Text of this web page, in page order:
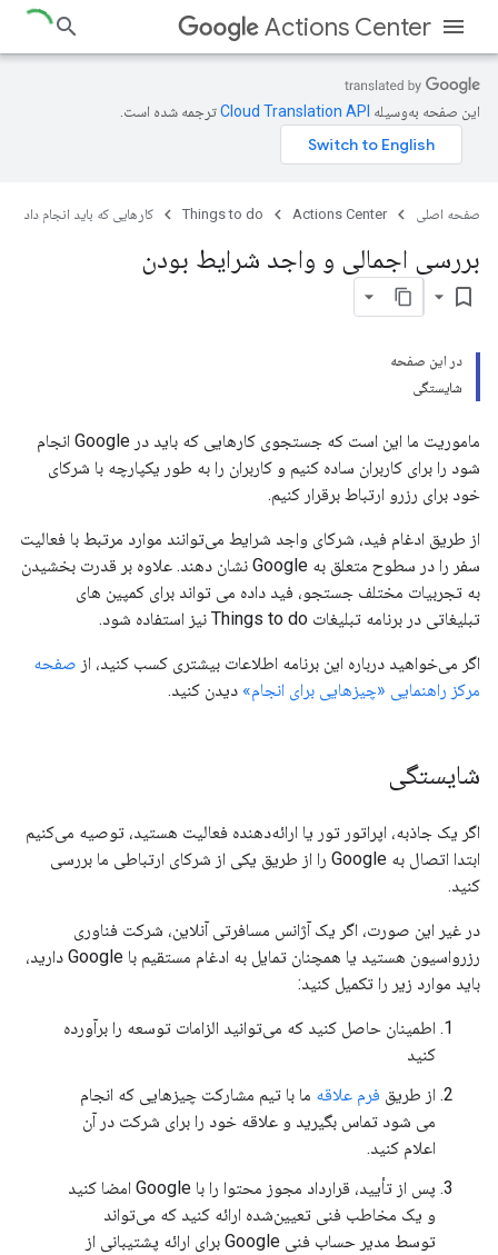
Actions Center
این صفحه به‌وسیله ترجمه شده است.
صفحه اصلی Actions Center
Things to do کارهایی که باید انجام داد
بررسی اجمالی و واجد شرایط بودن
bookmark_border
در این صفحه
شایستگی
ماموریت ما این است که جستجوی کارهایی که باید در Google انجام
شود را برای کاربران ساده کنیم و کاربران را به طور یکپارچه با شرکای
خود برای رزرو ارتباط برقرار کنیم.
از طریق ادغام فید، شرکای واجد شرایط می‌توانند موارد مرتبط با فعالیت
سفر را در سطوح متعلق به Google نشان دهند. علاوه بر قدرت بخشیدن
به تجربیات مختلف جستجو، فید داده می تواند برای کمپین های
تبلیغاتی در برنامه تبلیغات Things to do نیز استفاده شود.
اگر می‌خواهید درباره این برنامه اطلاعات بیشتری کسب کنید، از صفحه
مرکز راهنمایی «چیزهایی برای انجام» دیدن کنید.
شایستگی
اگر یک جاذبه، اپراتور تور یا ارائه‌دهنده فعالیت هستید، توصیه می‌کنیم
ابتدا اتصال به Google را از طریق یکی از شرکای ارتباطی ما بررسی
کنید.
در غیر این صورت، اگر یک آژانس مسافرتی آنلاین، شرکت فناوری
رزرواسیون هستید یا همچنان تمایل به ادغام مستقیم با Google دارید،
باید موارد زیر را تکمیل کنید:
اطمینان حاصل کنید که می‌توانید الزامات توسعه را برآورده
کنید
از طریق فرم علاقه ما با تیم مشارکت چیزهایی که انجام
می شود تماس بگیرید و علاقه خود را برای شرکت در آن
اعلام کنید.
پس از تأیید، قرارداد مجوز محتوا را با Google امضا کنید
و یک مخاطب فنی تعیین‌شده ارائه کنید که می‌تواند
توسط مدیر حساب فنی Google برای ارائه پشتیبانی از